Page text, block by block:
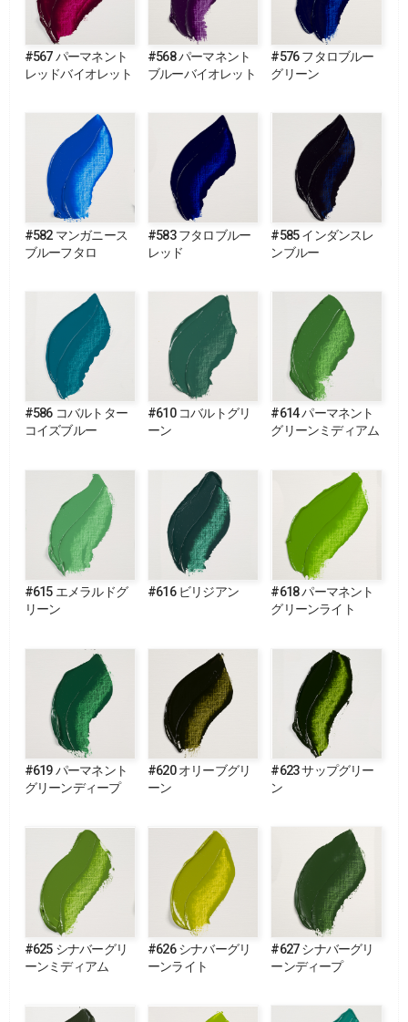
#567 パーマネント
レッドバイオレット
#568 パーマネント
ブルーバイオレット
#576 フタロブルー
グリーン
#582 マンガニース
ブルーフタロ
#583 フタロブルー
レッド
#585 インダンスレ
ンブルー
#586 コバルトター
コイズブルー
#610 コバルトグリ
ーン
#614 パーマネント
グリーンミディアム
#615 エメラルドグ
リーン
#616 ビリジアン
#618 パーマネント
グリーンライト
#619 パーマネント
グリーンディープ
#620 オリーブグリ
ーン
#623 サップグリー
ン
#625 シナバーグリ
ーンミディアム
#626 シナバーグリ
ーンライト
#627 シナバーグリ
ーンディープ